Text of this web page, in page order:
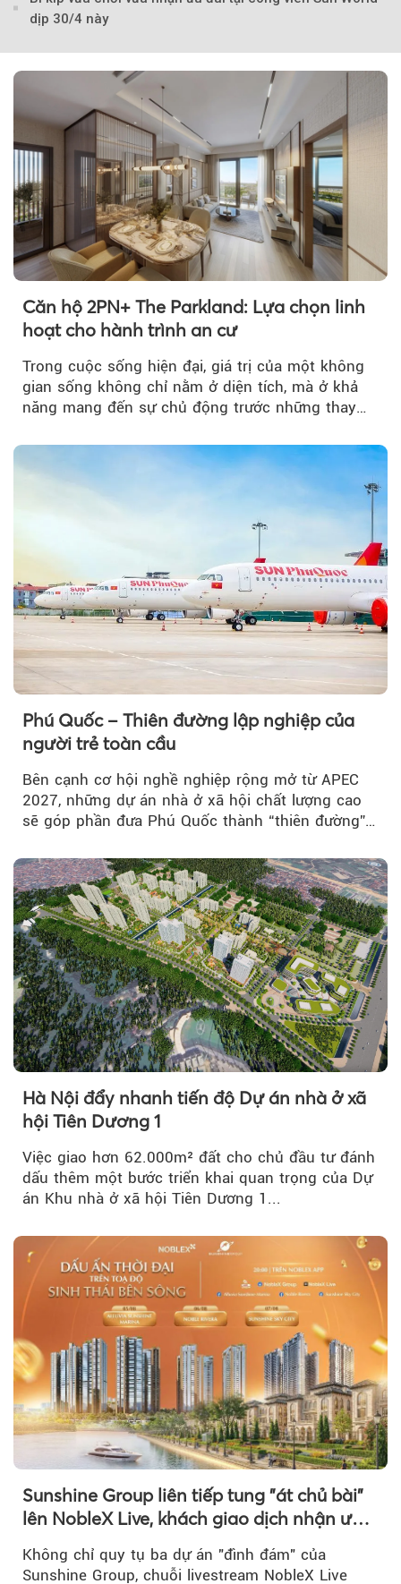
dịp 30/4 này
Căn hộ 2PN+ The Parkland: Lựa chọn linh
hoạt cho hành trình an cư
Trong cuộc sống hiện đại, giá trị của một không
gian sống không chỉ nằm ở diện tích, mà ở khả
năng mang đến sự chủ động trước những thay
Phú Quốc – Thiên đường lập nghiệp của
người trẻ toàn cầu
Bên cạnh cơ hội nghề nghiệp rộng mở từ APEC
2027, những dự án nhà ở xã hội chất lượng cao
sẽ góp phần đưa Phú Quốc thành “thiên đường”
Hà Nội đẩy nhanh tiến độ Dự án nhà ở xã
hội Tiên Dương 1
Việc giao hơn 62.000m² đất cho chủ đầu tư đánh
dấu thêm một bước triển khai quan trọng của Dự
án Khu nhà ở xã hội Tiên Dương 1...
Sunshine Group liên tiếp tung "át chủ bài"
lên NobleX Live, khách giao dịch nhận ưu
Không chỉ quy tụ ba dự án "đình đám" của
Sunshine Group, chuỗi livestream NobleX Live